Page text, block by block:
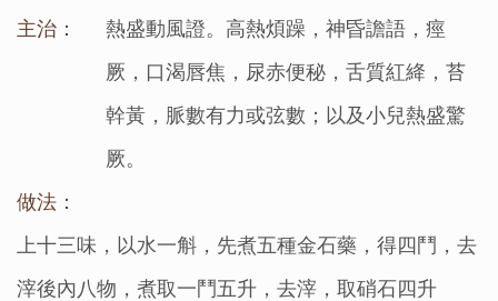
主治：
熱盛動風證。高熱煩躁，神昏譫語，痙
厥，口渴唇焦，尿赤便秘，舌質紅絳，苔
幹黃，脈數有力或弦數；以及小兒熱盛驚
厥。
做法：
上十三味，以水一斛，先煮五種金石藥，得四鬥，去
滓後內八物，煮取一鬥五升，去滓，取硝石四升